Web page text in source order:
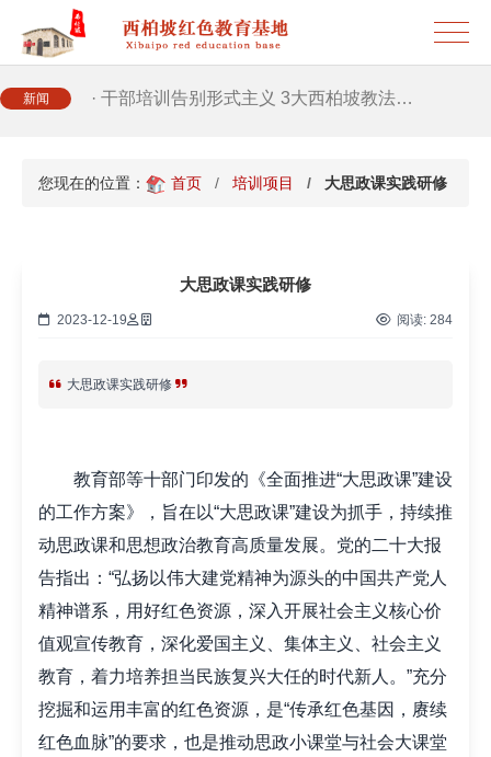
新闻
· 新时代干部培训筑牢理想信念，探秘西…
· 干部培训告别形式主义 3大西柏坡教法…
您现在的位置： 首页 培训项目 大思政课实践研修
大思政课实践研修
2023-12-19 阅读: 284
大思政课实践研修
教育部等十部门印发的《全面推进“大思政课”建设
的工作方案》，旨在以“大思政课”建设为抓手，持续推
动思政课和思想政治教育高质量发展。党的二十大报
告指出：“弘扬以伟大建党精神为源头的中国共产党人
精神谱系，用好红色资源，深入开展社会主义核心价
值观宣传教育，深化爱国主义、集体主义、社会主义
教育，着力培养担当民族复兴大任的时代新人。”充分
挖掘和运用丰富的红色资源，是“传承红色基因，赓续
红色血脉”的要求，也是推动思政小课堂与社会大课堂